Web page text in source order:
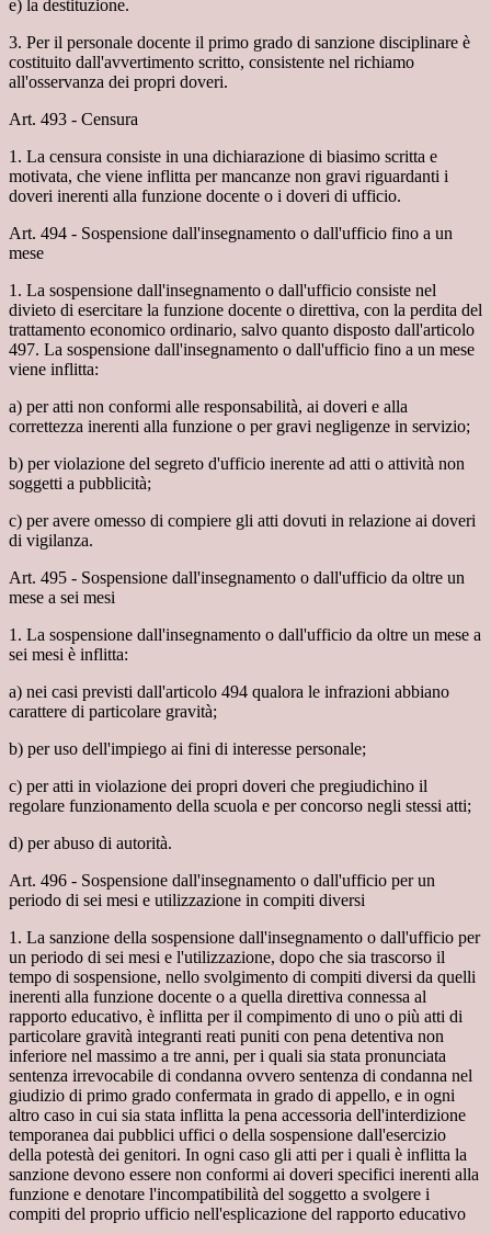
e) la destituzione.
3. Per il personale docente il primo grado di sanzione disciplinare è
costituito dall'avvertimento scritto, consistente nel richiamo
all'osservanza dei propri doveri.
Art. 493 - Censura
1. La censura consiste in una dichiarazione di biasimo scritta e
motivata, che viene inflitta per mancanze non gravi riguardanti i
doveri inerenti alla funzione docente o i doveri di ufficio.
Art. 494 - Sospensione dall'insegnamento o dall'ufficio fino a un
mese
1. La sospensione dall'insegnamento o dall'ufficio consiste nel
divieto di esercitare la funzione docente o direttiva, con la perdita del
trattamento economico ordinario, salvo quanto disposto dall'articolo
497. La sospensione dall'insegnamento o dall'ufficio fino a un mese
viene inflitta:
a) per atti non conformi alle responsabilità, ai doveri e alla
correttezza inerenti alla funzione o per gravi negligenze in servizio;
b) per violazione del segreto d'ufficio inerente ad atti o attività non
soggetti a pubblicità;
c) per avere omesso di compiere gli atti dovuti in relazione ai doveri
di vigilanza.
Art. 495 - Sospensione dall'insegnamento o dall'ufficio da oltre un
mese a sei mesi
1. La sospensione dall'insegnamento o dall'ufficio da oltre un mese a
sei mesi è inflitta:
a) nei casi previsti dall'articolo 494 qualora le infrazioni abbiano
carattere di particolare gravità;
b) per uso dell'impiego ai fini di interesse personale;
c) per atti in violazione dei propri doveri che pregiudichino il
regolare funzionamento della scuola e per concorso negli stessi atti;
d) per abuso di autorità.
Art. 496 - Sospensione dall'insegnamento o dall'ufficio per un
periodo di sei mesi e utilizzazione in compiti diversi
1. La sanzione della sospensione dall'insegnamento o dall'ufficio per
un periodo di sei mesi e l'utilizzazione, dopo che sia trascorso il
tempo di sospensione, nello svolgimento di compiti diversi da quelli
inerenti alla funzione docente o a quella direttiva connessa al
rapporto educativo, è inflitta per il compimento di uno o più atti di
particolare gravità integranti reati puniti con pena detentiva non
inferiore nel massimo a tre anni, per i quali sia stata pronunciata
sentenza irrevocabile di condanna ovvero sentenza di condanna nel
giudizio di primo grado confermata in grado di appello, e in ogni
altro caso in cui sia stata inflitta la pena accessoria dell'interdizione
temporanea dai pubblici uffici o della sospensione dall'esercizio
della potestà dei genitori. In ogni caso gli atti per i quali è inflitta la
sanzione devono essere non conformi ai doveri specifici inerenti alla
funzione e denotare l'incompatibilità del soggetto a svolgere i
compiti del proprio ufficio nell'esplicazione del rapporto educativo